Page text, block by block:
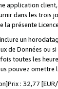
application
dans les trois
la présente
un
de Données ou
toutes les
pouvez omettre
: 32,77